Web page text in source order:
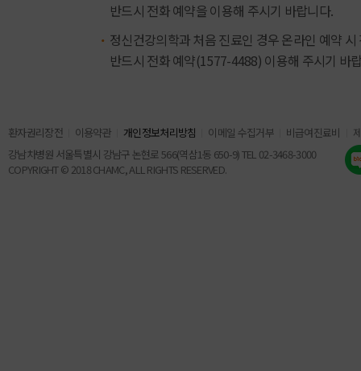
반드시 전화 예약을 이용해 주시기 바랍니다.
정신건강의학과 처음 진료인 경우 온라인 예약
반드시 전화 예약(1577-4488) 이용해 주시기 바
환자권리장전 이용약관 개인정보처리방침 이메일 수집거부 비급여진료비
강남차병원 서울특별시 강남구 논현로 566(역삼1동 650-9) TEL 02-3468-3000
COPYRIGHT © 2018 CHAMC, ALL RIGHTS RESERVED.